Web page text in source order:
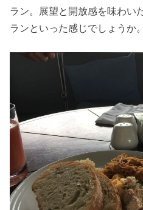
ラン。展望と開放感を味わい
ランといった感じでしょうか。